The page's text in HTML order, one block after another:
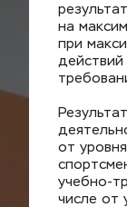
на
при
от
учебно-
числе от